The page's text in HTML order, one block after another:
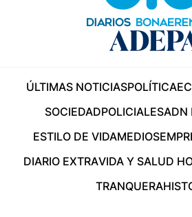
ÚLTIMAS NOTICIASPOLÍTICA
SOCIEDADPOLICIALESADN
ESTILO DE VIDAMEDIOS
DIARIO EXTRAVIDA Y SALUD
TRANQUERA